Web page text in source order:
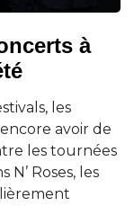
à
les
avoir de
les tournées
Roses, les